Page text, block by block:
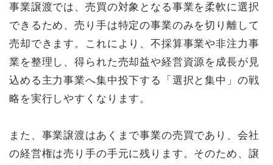
事業譲渡では、売買の対象となる事業を柔軟に選択
できるため、売り手は特定の事業のみを切り離して
売却できます。これにより、不採算事業や非注力事
業を整理し、得られた売却益や経営資源を成長が見
込める主力事業へ集中投下する「選択と集中」の戦
略を実行しやすくなります。
また、事業譲渡はあくまで事業の売買であり、会社
の経営権は売り手の手元に残ります。そのため、譲